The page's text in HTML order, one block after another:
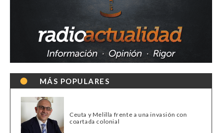
MÁS POPULARES
Ceuta y Melilla frente a una invasión con
coartada colonial